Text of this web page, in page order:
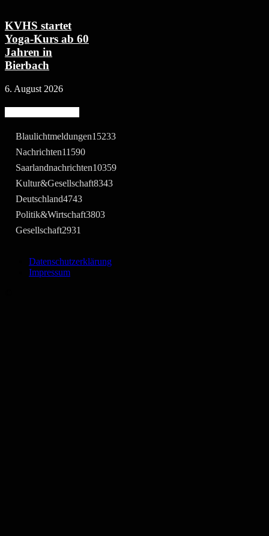
KVHS startet
Yoga-Kurs ab 60
Jahren in
Bierbach
6. August 2026
Blaulichtmeldungen15233
Nachrichten11590
Saarlandnachrichten10359
Kultur&Gesellschaft8343
Deutschland4743
Politik&Wirtschaft3803
Gesellschaft2931
Datenschutzerklärung
Impressum